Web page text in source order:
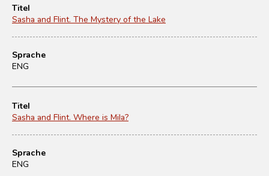
Titel
Sasha and Flint. The Mystery of the Lake
Sprache
ENG
Titel
Sasha and Flint. Where is Mila?
Sprache
ENG